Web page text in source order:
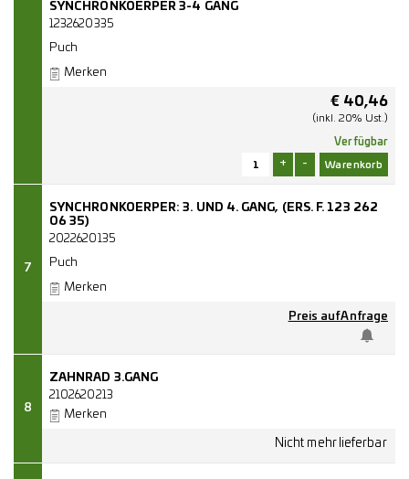
SYNCHRONKOERPER 3-4 GANG
1232620335
Puch
Merken
€ 40,46
(inkl. 20% Ust.)
Verfügbar
+ -
7
SYNCHRONKOERPER: 3. UND 4. GANG, (ERS. F. 123 262
06 35)
2022620135
Puch
Merken
Preis auf Anfrage
8
ZAHNRAD 3.GANG
2102620213
Merken